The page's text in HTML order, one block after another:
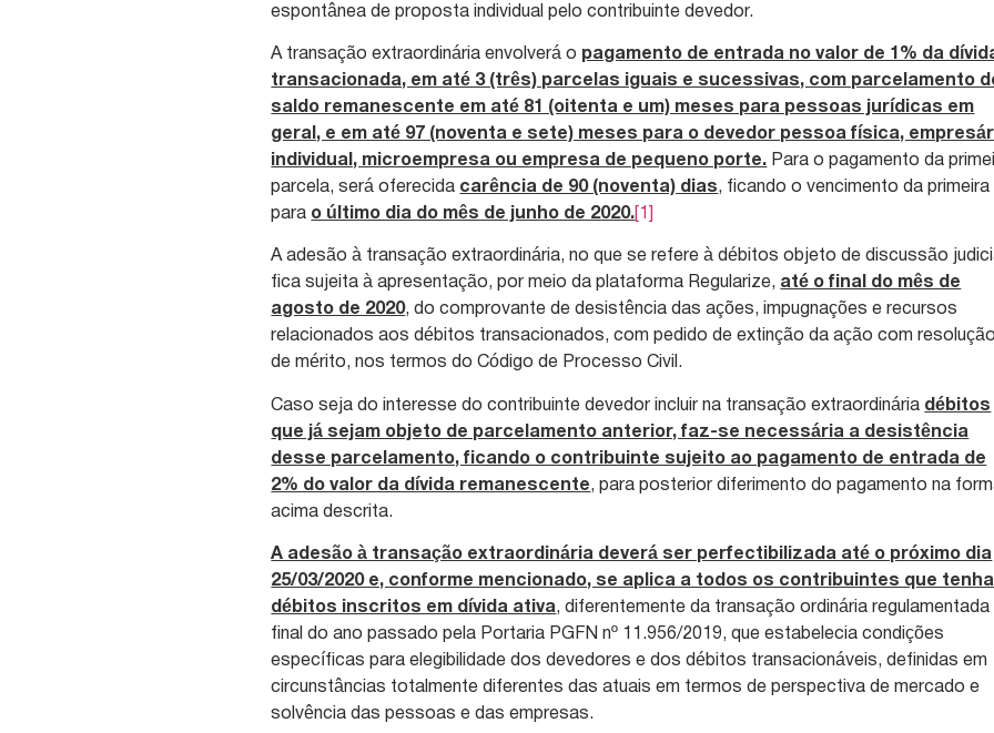
espontânea de proposta individual pelo contribuinte devedor.
A transação extraordinária envolverá o pagamento de entrada no valor de 1% da
transacionada, em até 3 (três) parcelas iguais e sucessivas, com parcelamento
saldo remanescente em até 81 (oitenta e um) meses para pessoas jurídicas em
geral, e em até 97 (noventa e sete) meses para o devedor pessoa física,
individual, microempresa ou empresa de pequeno porte. Para o pagamento da
parcela, será oferecida carência de 90 (noventa) dias, ficando o vencimento da primeira
para o último dia do mês de junho de 2020. [1]
A adesão à transação extraordinária, no que se refere à débitos objeto de discussão
fica sujeita à apresentação, por meio da plataforma Regularize, até o final do mês de
agosto de 2020, do comprovante de desistência das ações, impugnações e recursos
relacionados aos débitos transacionados, com pedido de extinção da ação com resolução
de mérito, nos termos do Código de Processo Civil.
Caso seja do interesse do contribuinte devedor incluir na transação extraordinária débitos
que já sejam objeto de parcelamento anterior, faz-se necessária a desistência
desse parcelamento, ficando o contribuinte sujeito ao pagamento de entrada de
2% do valor da dívida remanescente, para posterior diferimento do pagamento na
acima descrita.
A adesão à transação extraordinária deverá ser perfectibilizada até o próximo dia
25/03/2020 e, conforme mencionado, se aplica a todos os contribuintes que
débitos inscritos em dívida ativa, diferentemente da transação ordinária regulamentada
final do ano passado pela Portaria PGFN nº 11.956/2019, que estabelecia condições
específicas para elegibilidade dos devedores e dos débitos transacionáveis, definidas em
circunstâncias totalmente diferentes das atuais em termos de perspectiva de mercado e
solvência das pessoas e das empresas.